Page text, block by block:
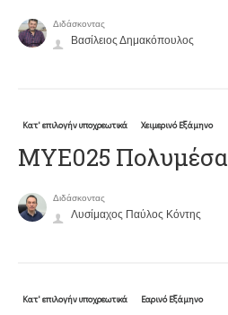
Διδάσκοντας
Βασίλειος Δημακόπουλος
Κατ' επιλογήν υποχρεωτικά Χειμερινό Εξάμηνο
ΜΥΕ025 Πολυμέσα
Διδάσκοντας
Λυσίμαχος Παύλος Κόντης
Κατ' επιλογήν υποχρεωτικά Εαρινό Εξάμηνο